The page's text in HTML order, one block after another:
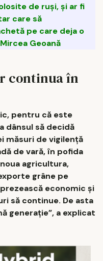
de ruși, și ar fi
care să
pe care deja o
Geoană
continua în
pentru că este
dânsul să decidă
măsuri de vigilență
de vară, în pofida
agricultura,
grâne pe
economic și
să continue. De asta
generație”, a explicat